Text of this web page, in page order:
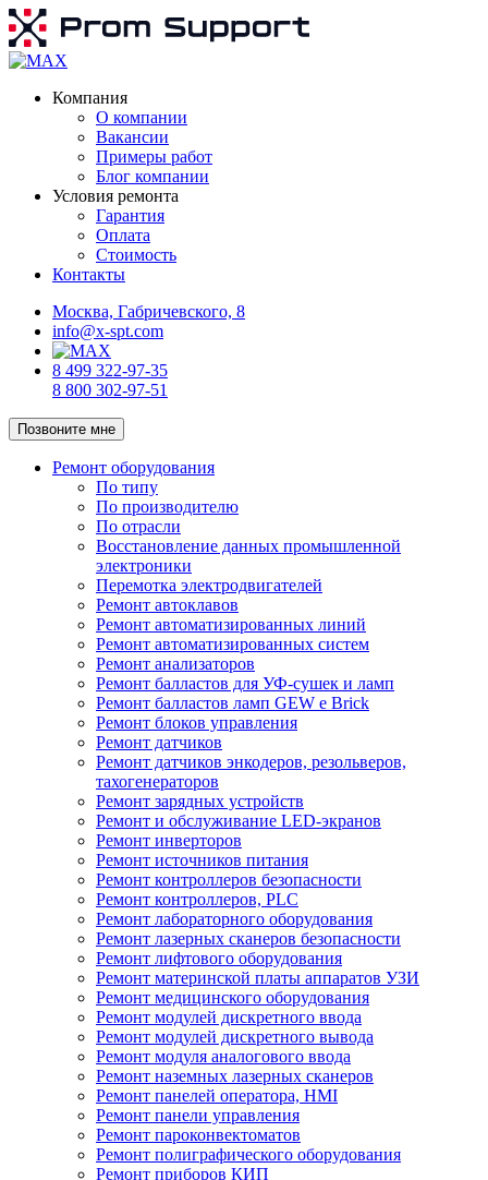
Компания
О компании
Вакансии
Примеры работ
Блог компании
Условия ремонта
Гарантия
Оплата
Стоимость
Контакты
Москва, Габричевского, 8
info@x-spt.com
8 499 322-97-35
8 800 302-97-51
Позвоните мне
Ремонт оборудования
По типу
По производителю
По отрасли
Восстановление данных промышленной
электроники
Перемотка электродвигателей
Ремонт автоклавов
Ремонт автоматизированных линий
Ремонт автоматизированных систем
Ремонт анализаторов
Ремонт балластов для УФ-сушек и ламп
Ремонт балластов ламп GEW e Brick
Ремонт блоков управления
Ремонт датчиков
Ремонт датчиков энкодеров, резольверов,
тахогенераторов
Ремонт зарядных устройств
Ремонт и обслуживание LED-экранов
Ремонт инверторов
Ремонт источников питания
Ремонт контроллеров безопасности
Ремонт контроллеров, PLC
Ремонт лабораторного оборудования
Ремонт лазерных сканеров безопасности
Ремонт лифтового оборудования
Ремонт материнской платы аппаратов УЗИ
Ремонт медицинского оборудования
Ремонт модулей дискретного ввода
Ремонт модулей дискретного вывода
Ремонт модуля аналогового ввода
Ремонт наземных лазерных сканеров
Ремонт панелей оператора, HMI
Ремонт панели управления
Ремонт пароконвектоматов
Ремонт полиграфического оборудования
Ремонт приборов КИП